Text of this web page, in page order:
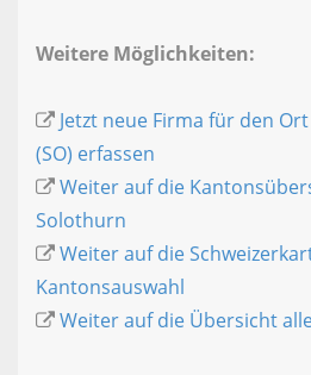
Weitere Möglichkeiten:
Jetzt neue Firma für den
(SO) erfassen
Weiter auf die
Solothurn
Weiter auf die
Kantonsauswahl
Weiter auf die Übersicht